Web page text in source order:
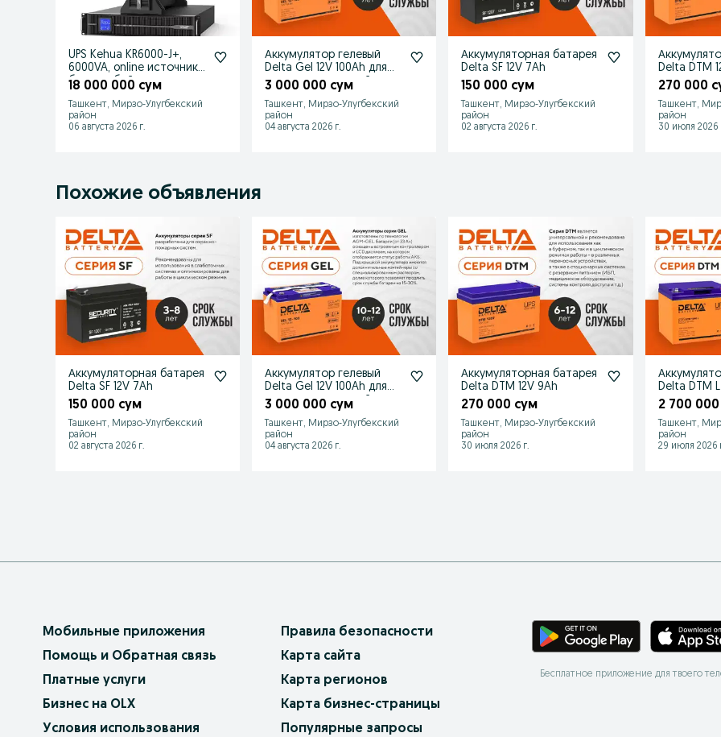
UPS Kehua KR6000-J+,
6000VA, online источник
бесперебойного
18 000 000 сум
Ташкент, Мирзо-Улугбекский
район
06 августа 2026 г.
Аккумулятор гелевый
Delta Gel 12V 100Ah для
солнечных панелей
3 000 000 сум
Ташкент, Мирзо-Улугбекский
район
04 августа 2026 г.
Аккумуляторная батарея
Delta SF 12V 7Ah
150 000 сум
Ташкент, Мирзо-Улугбекский
район
02 августа 2026 г.
Delta DTM
270 000
Ташкент,
район
30 июля 2026
Похожие объявления
Аккумуляторная батарея
Delta SF 12V 7Ah
150 000 сум
Ташкент, Мирзо-Улугбекский
район
02 августа 2026 г.
Аккумулятор гелевый
Delta Gel 12V 100Ah для
солнечных панелей
3 000 000 сум
Ташкент, Мирзо-Улугбекский
район
04 августа 2026 г.
Аккумуляторная батарея
Delta DTM 12V 9Ah
270 000 сум
Ташкент, Мирзо-Улугбекский
район
30 июля 2026 г.
Delta DTM L
2 700
Ташкент,
район
29 июля 2026
Мобильные приложения
Помощь и Обратная связь
Платные услуги
Бизнес на OLX
Условия использования
Правила безопасности
Карта сайта
Карта регионов
Карта бизнес-страницы
Популярные запросы
Бесплатное приложение для твоего